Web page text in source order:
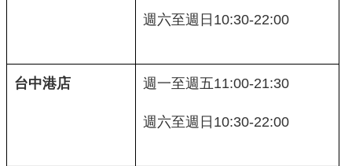
週六至週日10:30-22:00
台中港店 週一至週五11:00-21:30
週六至週日10:30-22:00